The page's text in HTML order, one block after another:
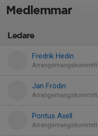
Medlemmar
Ledare
Fredrik Hedin
Jan Frödin
Pontus Axell